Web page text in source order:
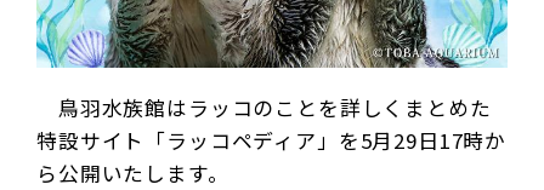
鳥羽水族館はラッコのことを詳しくまとめた
特設サイト「ラッコペディア」を5月29日17時か
ら公開いたします。